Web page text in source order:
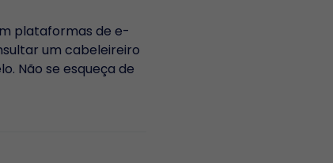
plataformas de e-
um cabeleireiro
Não se esqueça de